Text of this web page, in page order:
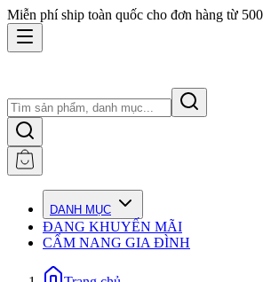
Miễn phí ship toàn quốc cho đơn hàng từ
DANH MỤC
ĐANG KHUYẾN MÃI
CẨM NANG GIA ĐÌNH